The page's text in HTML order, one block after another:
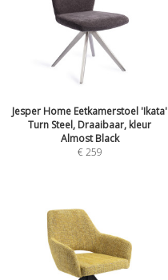
Jesper Home Eetkamerstoel 'Ikata'
Turn Steel, Draaibaar, kleur
Almost Black
€259